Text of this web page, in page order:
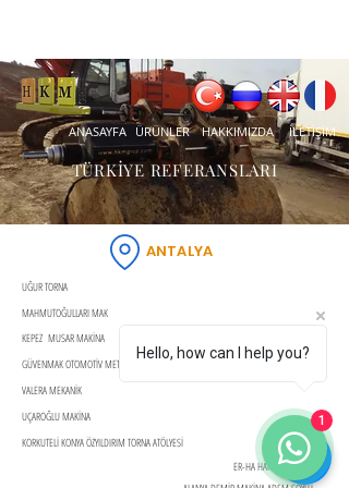
ANASAYFA ÜRÜNLER HAKKIMIZDA İLETİŞİM
TÜRKİYE REFERANSLARI
ANTALYA
UĞUR TORNA
MAHMUTOĞULLARI MAK
KEPEZ MUSAR MAKİNA
GÜVENMAK OTOMOTİV METAL İŞ MAK
VALERA MEKANİK
UÇAROĞLU MAKİNA
KORKUTELİ KONYA ÖZYILDIRIM TORNA ATÖLYESİ
ER-HA HARFİYAT NAK
Hello, how can I help you?
1